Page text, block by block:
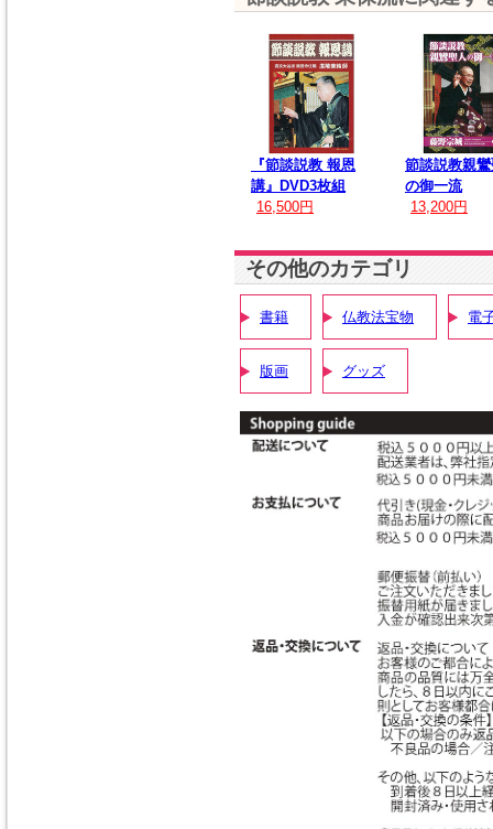
『節談説教 報恩
講』DVD3枚組
16,500円
節談説教親
の御一流
13,200円
その他のカテゴリ
書籍 仏教法宝物 電
版画 グッズ